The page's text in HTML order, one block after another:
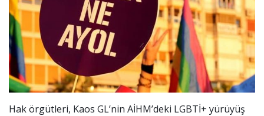
Hak örgütleri, Kaos GL’nin AİHM’deki LGBTİ+ yürüyüş